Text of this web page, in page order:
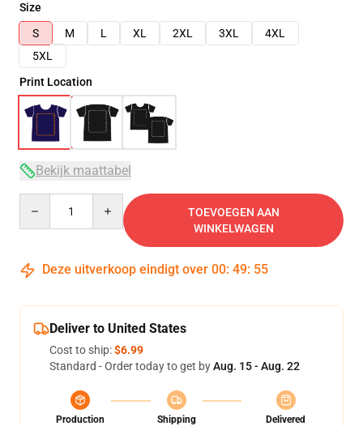
Size
S
M L XL 2XL 3XL
4XL
5XL
Print Location
Bekijk maattabel
TOEVOEGEN AAN
WINKELWAGEN
Deze uitverkoop eindigt over 00: 49: 54
Deliver to United States
Cost to ship:$6.99
Standard - Order today to get byAug. 15 - Aug. 22
Production
Shipping
Delivered